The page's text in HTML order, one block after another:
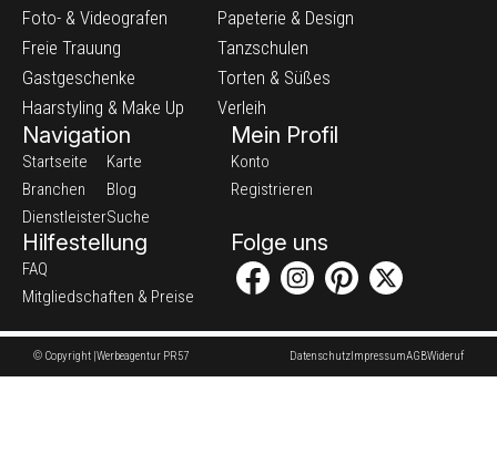
Foto- & Videografen
Freie Trauung
Gastgeschenke
Haarstyling & Make Up
Papeterie & Design
Tanzschulen
Torten & Süßes
Verleih
Navigation
Startseite
Branchen
Dienstleister
Karte
Blog
Suche
Mein Profil
Konto
Registrieren
Hilfestellung
FAQ
Mitgliedschaften & Preise
Folge uns
© Copyright |Werbeagentur PR57 DatenschutzImpressumAGBWideruf